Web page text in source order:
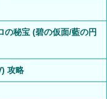
の秘宝 (碧の仮面/藍の円
攻略